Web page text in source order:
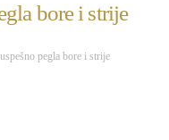
bore i strije
pegla bore i strije